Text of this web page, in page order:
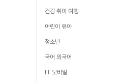
건강 취미 여행
어린이 유아
청소년
국어 외국어
IT 모바일